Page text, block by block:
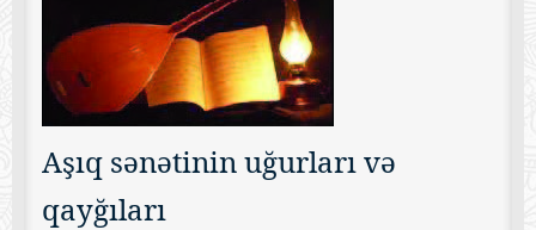
Aşıq sənətinin uğurları və
qayğıları